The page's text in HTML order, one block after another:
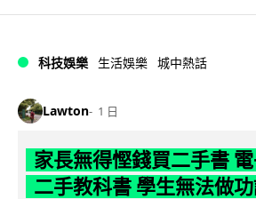
科技娛樂 生活娛樂 城中熱話
Lawton 1 日
家長無得慳錢買二手書
二手教科書 學生無法做